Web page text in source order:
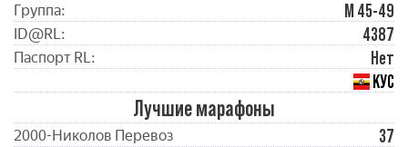
Группа: М 45-49
ID@RL: 4387
Паспорт RL:
Нет
КУС
Лучшие марафоны
2000-Николов Перевоз 37